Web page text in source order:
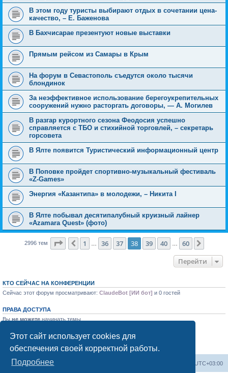
Этот сайт использует cookies для
обеспечения своей корректной работы.
Подробнее
В этом году туристы выбирают отдых в сочетании цена-
качество, – Е. Баженова
В Бахчисарае презентуют новые выставки
Прямым рейсом из Самары в Крым
На форум в Севастополь съедутся около тысячи
блондинок
За неэффективное использование берегоукрепительных
сооружений нужно расторгать договоры, — А. Могилев
В разгар курортного сезона Феодосия успешно
справляется с ТБО и стихийной торговлей, – секретарь
горсовета
В Ялте появится Туристический информационный центр
В Поповке пройдет спортивно-музыкальный фестиваль
«Z-Games»
Энергия «Казантипа» в молодежи, – Никита I
В Ялте побывал десятипалубный круизный лайнер
«Azamara Quest» (фото)
2996 тем Страница 38из 60
Пред.
1 36 37 38 39 40 60
Перейти
КТО СЕЙЧАС НА КОНФЕРЕНЦИИ
Сейчас этот форум просматривают: ClaudeBot [ИИ бот] и 0 гостей
ПРАВА ДОСТУПА
Вы не можете начинать темы
Выне можетередактировать свои сообщения
Выне можетеудалять свои сообщения
Выне можетедобавлять вложения
Форум «Весь Крым» UTC+03:00